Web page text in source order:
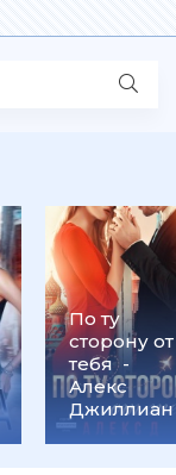
По ту
сторону от
тебя -
Алекс
Джиллиан